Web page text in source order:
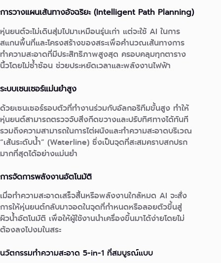
การวางแผนเส้นทางอัจฉริยะ (Intelligent Path Planning)
หุ่นยนต์จะไม่เดินสุ่มไปมาเหมือนรุ่นเก่า แต่จะใช้ AI ในการ
สแกนพื้นที่และโครงสร้างของสระเพื่อคำนวณเส้นทางการ
ทำความสะอาดที่มีประสิทธิภาพสูงสุด ครอบคลุมทุกตาราง
นิ้วโดยไม่ซ้ำซ้อน ช่วยประหยัดเวลาและพลังงานไฟฟ้า
ระบบเซนเซอร์แม่นยำสูง
ด้วยเซนเซอร์รอบตัวที่ทำงานร่วมกับอัลกอริทึมขั้นสูง ทำให้
หุ่นยนต์สามารถตรวจจับสิ่งกีดขวางและปรับทิศทางได้ทันที
รวมถึงความสามารถในการไต่ผนังและทำความสะอาดบริเวณ
“เส้นระดับน้ำ” (Waterline) ซึ่งเป็นจุดที่สะสมคราบสกปรก
มากที่สุดได้อย่างแม่นยำ
การจัดการพลังงานอัตโนมัติ
เมื่อทำความสะอาดเสร็จสิ้นหรือพลังงานใกล้หมด AI จะสั่ง
การให้หุ่นยนต์กลับมาจอดในจุดที่กำหนดหรือลอยตัวขึ้นสู่
ผิวน้ำอัตโนมัติ เพื่อให้ผู้ใช้งานนำเครื่องขึ้นมาได้ง่ายโดยไม่
ต้องลงไปงมในสระ
นวัตกรรมทำความสะอาด 5-in-1 ที่สมบูรณ์แบบ